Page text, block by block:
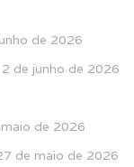
de 2026
2 de junho de 2026
de 2026
de maio de 2026